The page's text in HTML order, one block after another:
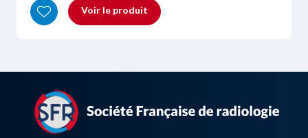
Voir le produit